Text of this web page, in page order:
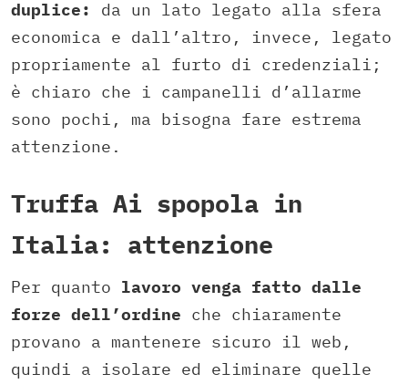
duplice:
da un lato legato alla sfera
economica e dall’altro, invece, legato
propriamente al furto di credenziali;
è chiaro che i campanelli d’allarme
sono pochi, ma bisogna fare estrema
attenzione.
Truffa Ai spopola in
Italia: attenzione
Per quanto lavoro venga fatto dalle
forze dell’ordine che chiaramente
provano a mantenere sicuro il web,
quindi a isolare ed eliminare quelle